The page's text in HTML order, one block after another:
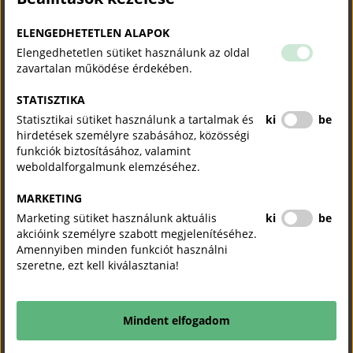
Nemzetközi téren a kamara célja a hazai vállalkozói kör külpiaci
érvényesülésének segítése, elsősorban az európai integrációra
való felkészítés, valamint együttműködési lehetőségek kialakítása a
szomszédos országok üzleti köreivel. Említésre méltó a kamarák
közti nemzetközi kapcsolat - már szinte minden környező országgal
született kétoldalú együttműködési megállapodás - továbbá az
MKIK csatlakozott a CEFTA országok kamaráinak multinacionális
együttműködését biztosító egyezményhez. 1996-tól működik
Bizottsága (ICC Hungary).
Kamara kronológia
1848. május 26. - Az első lépés a magyarországi kereskedelmi és
1850. március 18. - Királyi pátens, a kamarák működését
szabályozó ideiglenes törvény
ELENGEDHETETLEN ALAPOK
Elengedhetetlen sütiket használunk az oldal
zavartalan működése érdekében.
STATISZTIKA
Statisztikai sütiket használunk a tartalmak és
hirdetések személyre szabásához, közösségi
funkciók biztosításához, valamint
weboldalforgalmunk elemzéséhez.
ki be
MARKETING
Marketing sütiket használunk aktuális
akcióink személyre szabott megjelenítéséhez.
Amennyiben minden funkciót használni
szeretne, ezt kell kiválasztania!
ki be
Mindent elfogadom